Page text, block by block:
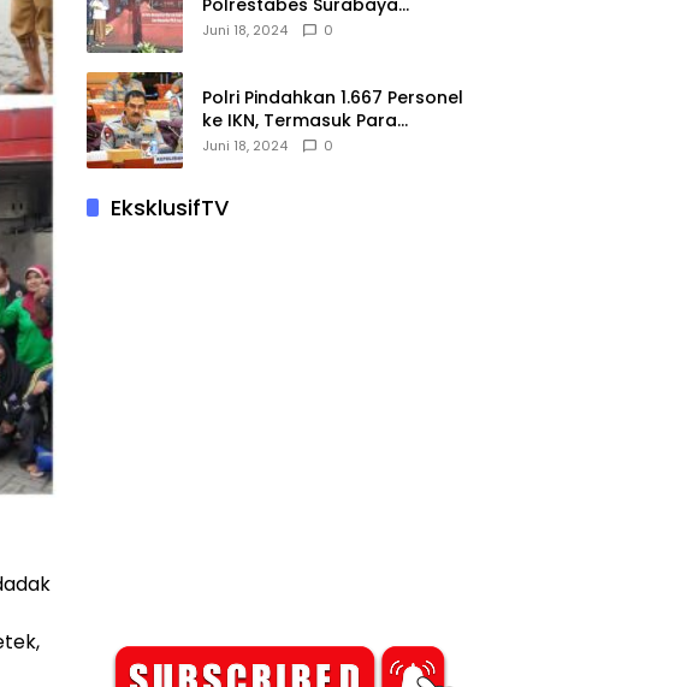
Polrestabes Surabaya
Menerima dan Menyalurkan
Juni 18, 2024 0
Polri Pindahkan 1.667 Personel
ke IKN, Termasuk Para
Jenderal.
Juni 18, 2024 0
EksklusifTV